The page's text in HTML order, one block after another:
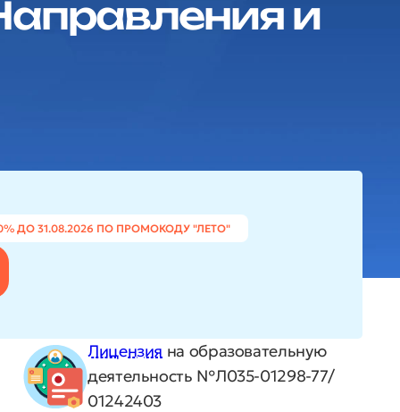
и
ДО 31.08.2026 ПО ПРОМОКОДУ "ЛЕТО"
Лицензия на образовательную
деятельность №Л035-01298-77/
01242403